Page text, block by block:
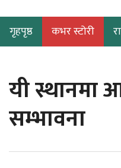
गृहपृष्ठ कभर स्टोरी
यी स्थानमा
सम्भावना